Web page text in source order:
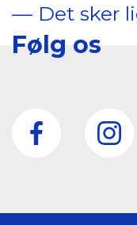
–– Det sker
Følg os